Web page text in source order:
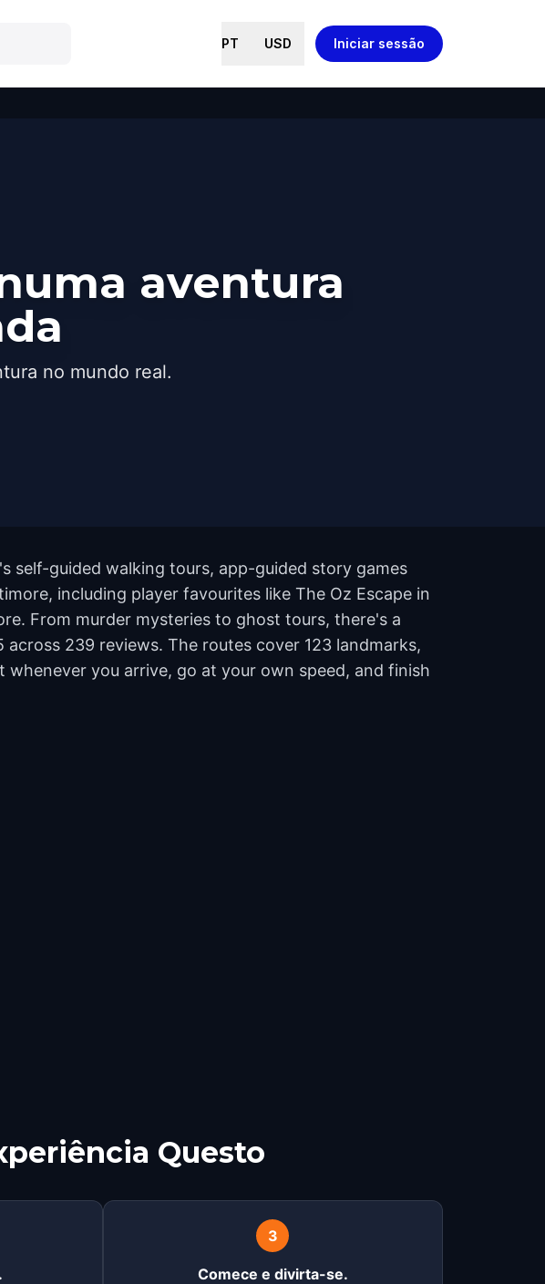
PT USD Iniciar sessão
aventura
no mundo real.
self-guided walking tours, app-guided story games
including player favourites like The Oz Escape in
From murder mysteries to ghost tours, there's a
239 reviews. The routes cover 123 landmarks,
you arrive, go at your own speed, and finish
Questo
3
Comece e divirta-se.